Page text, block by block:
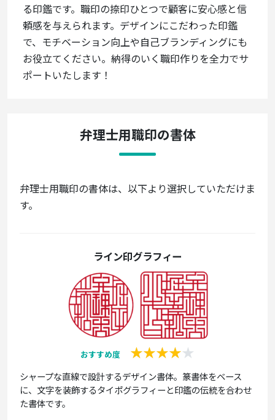
る印鑑です。職印の捺印ひとつで顧客に安心感と信
頼感を与えられます。デザインにこだわった印鑑
で、モチベーション向上や自己ブランディングにも
お役立てください。納得のいく職印作りを全力でサ
ポートいたします！
弁理士用職印の書体
弁理士用職印の書体は、以下より選択していただけま
す。
ライン印グラフィー
おすすめ度
シャープな直線で設計するデザイン書体。篆書体をベース
に、文字を装飾するタイポグラフィーと印鑑の伝統を合わせ
た書体です。